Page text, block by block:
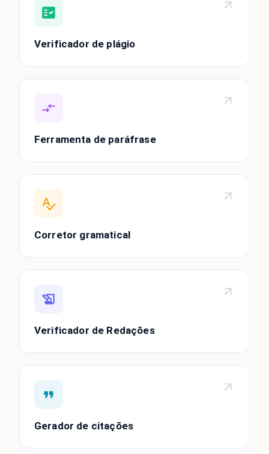
Verificador de plágio
Ferramenta de paráfrase
Corretor gramatical
Verificador de Redações
Gerador de citações